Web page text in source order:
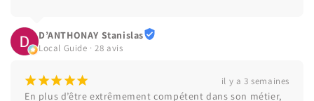
D’ANTHONAY Stanislas
Local Guide · 28 avis
¡¡¡¡¡ il y a 3 semaines
En plus d’être extrêmement compétent dans son métier,